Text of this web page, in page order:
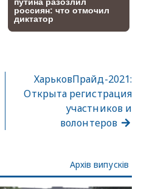
ХарьковПрайд-2021:
Открыта регистрация
участников и
волонтеров
Архів випусків